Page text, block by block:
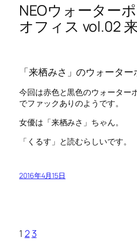
NEOウォーター
オフィス vol.02
「来栖みさ」のウォータ
今回は赤色と黒色のウォーター
でファックありのようです。
女優は「来栖みさ」ちゃん。
「くるす」と読むらしいです。
2016年4月15日
1 2 3